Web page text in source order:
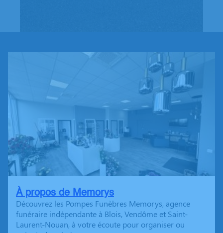
À propos de Memorys
Découvrez les Pompes Funèbres Memorys, agence
funéraire indépendante à Blois, Vendôme et Saint-
Laurent-Nouan, à votre écoute pour organiser ou